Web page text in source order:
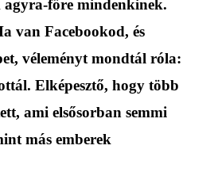
főre mindenkinek.
van Facebookod, és
véleményt mondtál róla:
Elképesztő, hogy több
ami elsősorban semmi
más emberek